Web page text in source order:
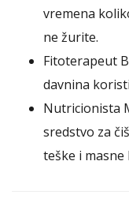
vremena
ne žurite.
Fitoterapeut
davnina
Nutricionista
sredstvo za
teške i masne